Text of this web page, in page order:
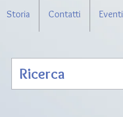
Storia Contatti Eventi